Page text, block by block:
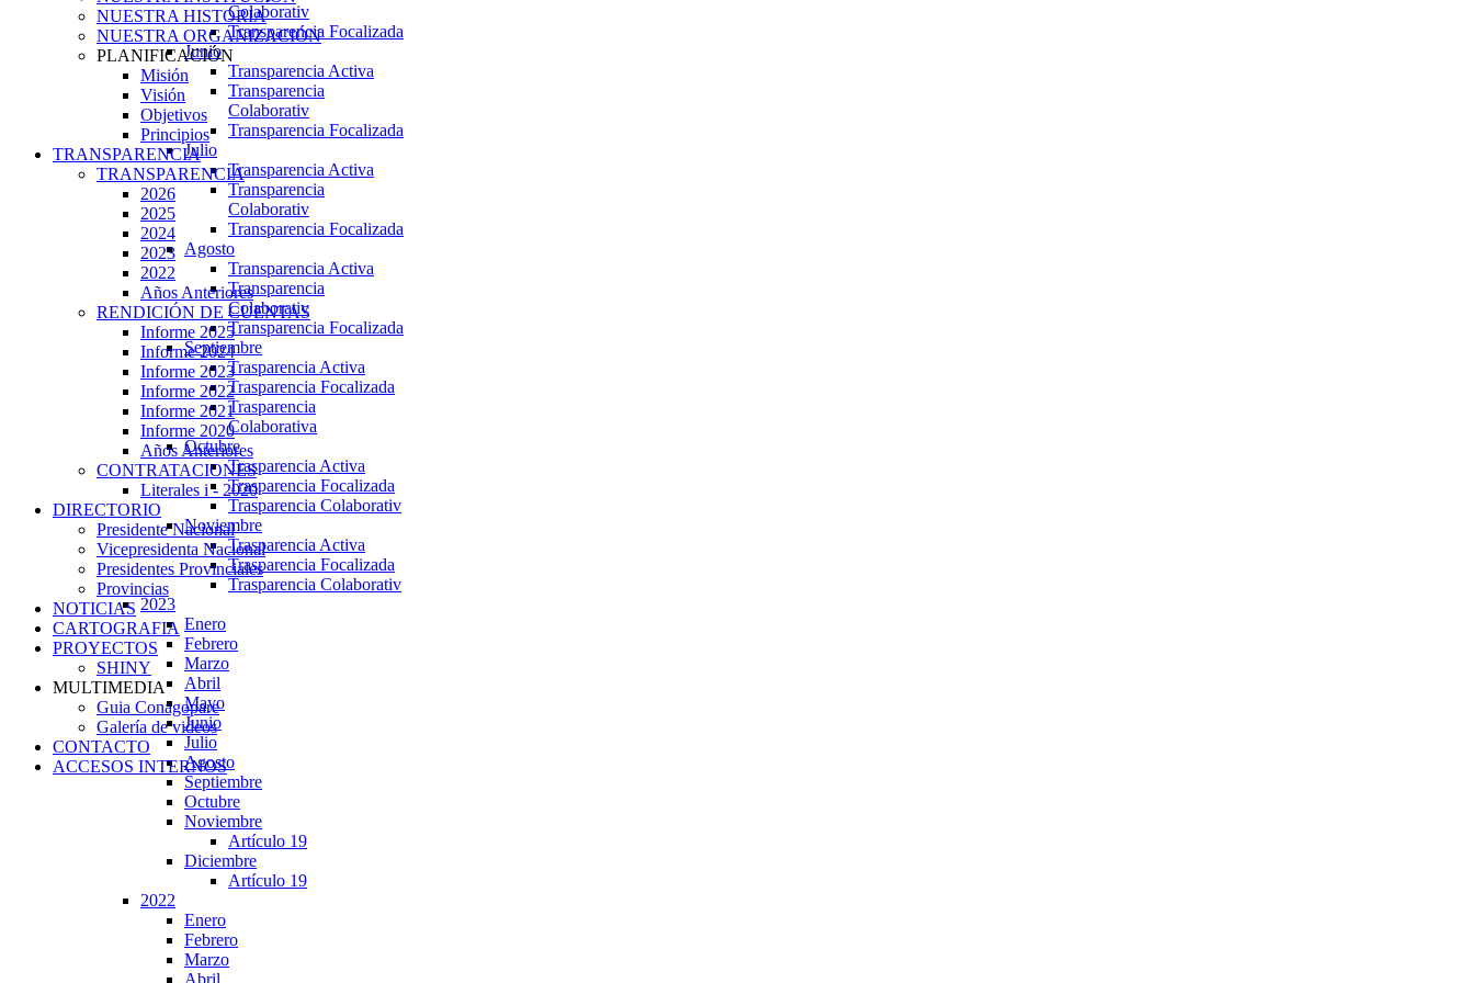
Colaborativ
Transparencia Focalizada
Junio
Transparencia Activa
Transparencia
Colaborativ
Transparencia Focalizada
Julio
Transparencia Activa
Transparencia
Colaborativ
Transparencia Focalizada
Agosto
Transparencia Activa
Transparencia
Colaborativ
Transparencia Focalizada
Septiembre
Trasparencia Activa
Trasparencia Focalizada
Trasparencia
Colaborativa
Octubre
Trasparencia Activa
Trasparencia Focalizada
Trasparencia Colaborativ
Noviembre
Trasparencia Activa
Trasparencia Focalizada
Trasparencia Colaborativ
2023
Enero
Febrero
Marzo
Abril
Mayo
Junio
Julio
Agosto
Septiembre
Octubre
Noviembre
Artículo 19
Diciembre
Artículo 19
2022
Enero
Febrero
Marzo
Abril
NUESTRA HISTORIA
NUESTRA ORGANIZACIÓN
PLANIFICACIÓN
Misión
Visión
Objetivos
Principios
TRANSPARENCIA
TRANSPARENCIA
2026
2025
2024
2023
2022
Años Anteriores
RENDICIÓN DE CUENTAS
Informe 2025
Informe 2024
Informe 2023
Informe 2022
Informe 2021
Informe 2020
Años Anteriores
CONTRATACIONES
Literales i - 2020
DIRECTORIO
Presidente Nacional
Vicepresidenta Nacional
Presidentes Provinciales
Provincias
NOTICIAS
CARTOGRAFIA
PROYECTOS
SHINY
MULTIMEDIA
Guia Conagopare
Galería de videos
CONTACTO
ACCESOS INTERNOS